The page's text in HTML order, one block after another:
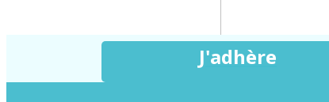
J'adhère